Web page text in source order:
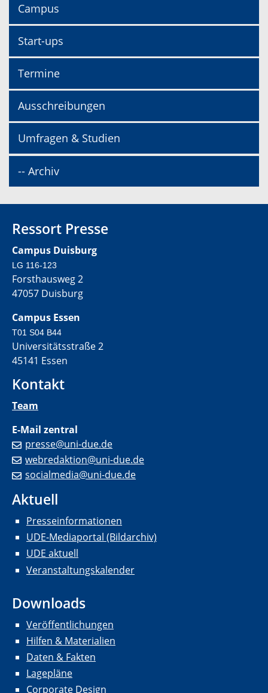
Campus
Start-ups
Termine
Ausschreibungen
Umfragen & Studien
-- Archiv
Ressort Presse
Campus Duisburg
LG 116-123
Forsthausweg 2
47057 Duisburg
Campus Essen
T01 S04 B44
Universitätsstraße 2
45141 Essen
Kontakt
Team
E-Mail zentral
presse@uni-due.de
webredaktion@uni-due.de
socialmedia@uni-due.de
Aktuell
Presseinformationen
UDE-Mediaportal (Bildarchiv)
UDE aktuell
Veranstaltungskalender
Downloads
Veröffentlichungen
Hilfen & Materialien
Daten & Fakten
Lagepläne
Corporate Design